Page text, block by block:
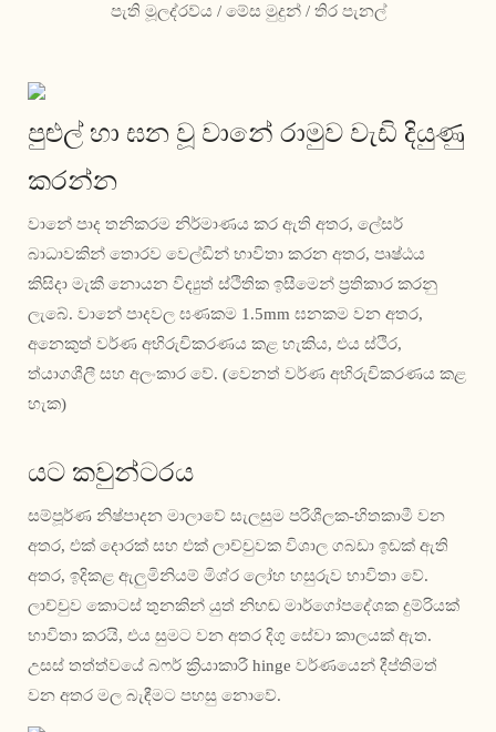
පැති මූලද්රව්ය / මේස මුදුන් / තිර පැනල්
පුළුල් හා ඝන වූ වානේ රාමුව වැඩි දියුණු
කරන්න
වානේ පාද තනිකරම නිර්මාණය කර ඇති අතර, ලේසර්
බාධාවකින් තොරව වෙල්ඩින් භාවිතා කරන අතර, පෘෂ්ඨය
කිසිදා මැකී නොයන විද්‍යුත් ස්ථිතික ඉසීමෙන් ප්‍රතිකාර කරනු
ලැබේ. වානේ පාදවල ඝණකම 1.5mm ඝනකම වන අතර,
අනෙකුත් වර්ණ අභිරුචිකරණය කළ හැකිය, එය ස්ථිර,
ත්යාගශීලී සහ අලංකාර වේ. (වෙනත් වර්ණ අභිරුචිකරණය කළ
හැක)
යට කවුන්ටරය
සම්පූර්ණ නිෂ්පාදන මාලාවේ සැලසුම පරිශීලක-හිතකාමී වන
අතර, එක් දොරක් සහ එක් ලාච්චුවක විශාල ගබඩා ඉඩක් ඇති
අතර, ඉදිකළ ඇලුමිනියම් මිශ්ර ලෝහ හසුරුව භාවිතා වේ.
ලාච්චුව කොටස් තුනකින් යුත් නිහඬ මාර්ගෝපදේශක දුම්රියක්
භාවිතා කරයි, එය සුමට වන අතර දිගු සේවා කාලයක් ඇත.
උසස් තත්ත්වයේ බෆර් ක්‍රියාකාරී hinge වර්ණයෙන් දීප්තිමත්
වන අතර මල බැඳීමට පහසු නොවේ.